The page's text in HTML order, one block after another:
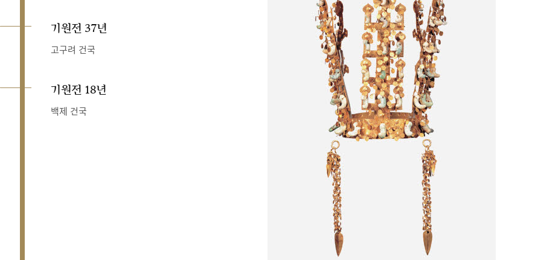
기원전 37년
고구려 건국
기원전 18년
백제 건국